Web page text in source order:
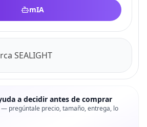
mIA
SEALIGHT
a decidir antes de comprar
— pregúntale precio, tamaño, entrega, lo